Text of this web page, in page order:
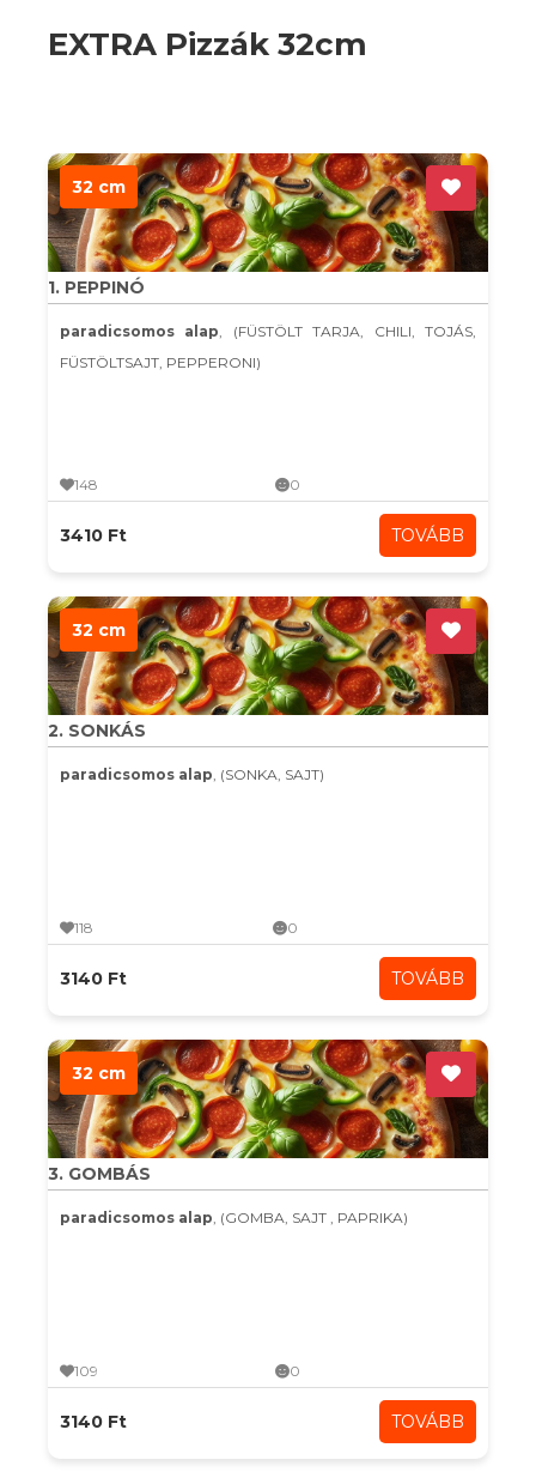
EXTRA Pizzák 32cm
32 cm
1. PEPPINÓ
paradicsomos alap, (FÜSTÖLT TARJA, CHILI, TOJÁS,
FÜSTÖLTSAJT, PEPPERONI)
148 0
3410 Ft TOVÁBB
32 cm
2. SONKÁS
paradicsomos alap, (SONKA, SAJT)
118 0
3140 Ft TOVÁBB
32 cm
3. GOMBÁS
paradicsomos alap, (GOMBA, SAJT , PAPRIKA)
109 0
3140 Ft TOVÁBB